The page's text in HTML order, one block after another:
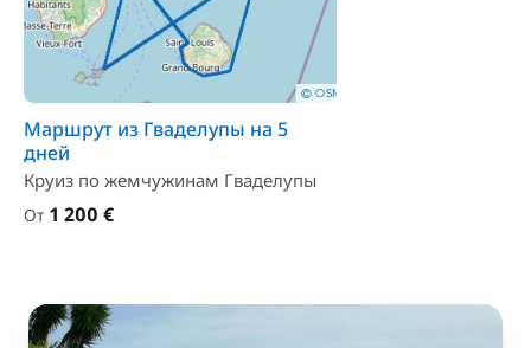
Маршрут из Гваделупы на 5
дней
Круиз по жемчужинам Гваделупы
От 1 200 €